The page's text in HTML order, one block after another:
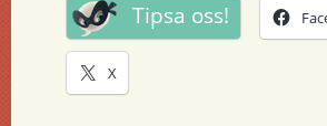
Tipsa oss!
X